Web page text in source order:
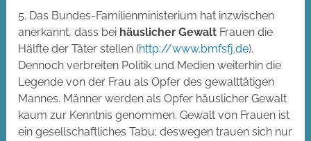
5. Das Bundes-Familienministerium hat inzwischen
anerkannt, dass bei häuslicher Gewalt Frauen die
Hälfte der Täter stellen (http://www.bmfsfj.de).
Dennoch verbreiten Politik und Medien weiterhin die
Legende von der Frau als Opfer des gewalttätigen
Mannes. Männer werden als Opfer häuslicher Gewalt
kaum zur Kenntnis genommen. Gewalt von Frauen ist
ein gesellschaftliches Tabu; deswegen trauen sich nur